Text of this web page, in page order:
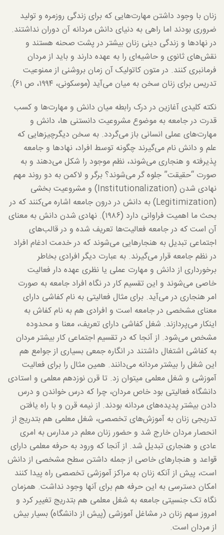
زنان با وجود داشتن مهارت‌هایی که برای زندگی روزمره و تولید
ضروری بودند اما راهی به دنیای دانش مردانه آن دوران نداشتند.
در نهادها و زندگی دینی زنان بیشتر در پشت صحنه هستند و
نقش‌های ثانوی و حاشیه‌ای را به عهده دارند و باید از مردان
فرمانبری کنند. در متون کاتولیک آن زمان بروشنی از ممنوعیت
تدریس برای زنان سخن به میان می‌آید (موسکونی، ۱۹۹۴، ص ۶۱).
نکته کلیدی آغازین در درک رابطه میان دانش و مهارت‌ها و کسب
قدرت در جامعه به موضوع مشروعیت دانستنی ها، دانش و
مهارت‌های عملی انسانی باز می‌گردد. به سخن دیگرچیزهایی که
علم و دانش نام می‌گیرند چگونه توسط افراد، نهادها و جامعه
پذیرفته و هنجاری می‌شوند، نظم موجود را شکل می‌دهند و به
صورت “حقیقت” جلوه گر می‌شوند؟ برگر و لاکمن به دو روند مهم
نهادی شدن (Institutionalization) و مشروعیت بخشی
(Legitimization) به دانش در درون جامعه اشاره می‌کنند که در
بحث ما اهمیت فراوانی دارد (۱۹۸۶). نهادی شدن دانش به معنای
آن است که در جامعه فعالیت‌ها تعریف شده و در قالب‌های
اجتماعی تبدیل به هنجارهایی می‌شوند که در خدمت ادغام افراد
در نظم جامعه قرار می‌گیرند. به عبارت دیگر افرادی بخاطر
برخورداری از دانش و مهارت عملی یا نظری عهده دار فعالیت
خاصی می‌شوند و این تقسیم کار در نگاه افراد جامعه به صورت
امر هنجاری در می‌آید. برای مثال فعالیتی به نام کفاشی دارای
معنای مشخصی در جامعه است و افرادی هم به نام کفاش به
اینکار می‌پردازند. شغل کفاشی دارای تعریف، معنا و محدوده
مشخص می‌شود. از آنجا که در تقسیم اجتماعی کار بیشتر مردان
به کفاشی اشتغال داشتند در انگاره جمعی بسیاری از جوامع هم
این شغل را بیشتر مردانه می‌دانند. همین مثال را برای فعالیت
آموزشی و شغل معلمی میتوان زد. تا قرن نوزدهم معلمی و استادی
دانشگاه فعالیتی بود خاص مردان، چرا که درس خواندن و درس
دادن بیشتر پدیده‌های مردانه بودند. از نیمه قرن و با راه یافتن
تدریجی زنان به آموزش‌های تخصصی، شغل معلمی هم بتدریج از
انحصار مردان خارج شد و حضور زنان معلم در مدارس به امری
عادی و هنجاری تبدیل شد. از آنجا که ورود به حرفه معلمی دارای
قواعد و هنجارهای خاصی از جمله داشتن سطح مشخصی از دانش
است، پیش از آنکه زنان به مراکز آموزشی تخصصی راه پیدا کنند
امکان دسترسی به این حرفه هم برای آنها وجود نداشت. همزمان
نگاه تک جنسیتی جامعه به شغل معلمی هم بتدریج تغییر کرد و
امروز سهم زنان در مشاغل آموزشی (پیش از دانشگاه) بسیار بیش
از مردان است.